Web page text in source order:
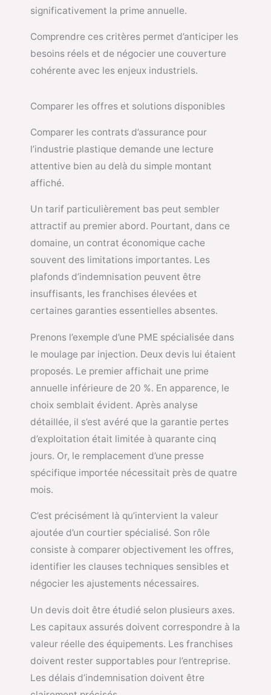
significativement la prime annuelle.
Comprendre ces critères permet d’anticiper les
besoins réels et de négocier une couverture
cohérente avec les enjeux industriels.
Comparer les offres et solutions disponibles
Comparer les contrats d’assurance pour
l’industrie plastique demande une lecture
attentive bien au delà du simple montant
affiché.
Un tarif particulièrement bas peut sembler
attractif au premier abord. Pourtant, dans ce
domaine, un contrat économique cache
souvent des limitations importantes. Les
plafonds d’indemnisation peuvent être
insuffisants, les franchises élevées et
certaines garanties essentielles absentes.
Prenons l’exemple d’une PME spécialisée dans
le moulage par injection. Deux devis lui étaient
proposés. Le premier affichait une prime
annuelle inférieure de 20 %. En apparence, le
choix semblait évident. Après analyse
détaillée, il s’est avéré que la garantie pertes
d’exploitation était limitée à quarante cinq
jours. Or, le remplacement d’une presse
spécifique importée nécessitait près de quatre
mois.
C’est précisément là qu’intervient la valeur
ajoutée d’un courtier spécialisé. Son rôle
consiste à comparer objectivement les offres,
identifier les clauses techniques sensibles et
négocier les ajustements nécessaires.
Un devis doit être étudié selon plusieurs axes.
Les capitaux assurés doivent correspondre à la
valeur réelle des équipements. Les franchises
doivent rester supportables pour l’entreprise.
Les délais d’indemnisation doivent être